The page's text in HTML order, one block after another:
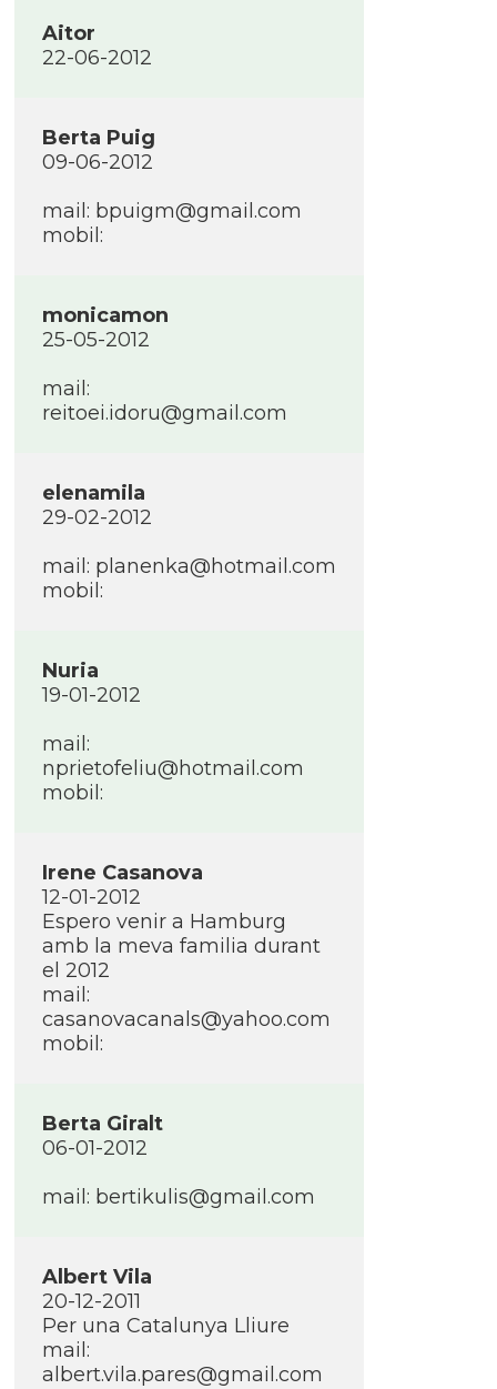
Aitor
22-06-2012
Berta Puig
09-06-2012
mail: bpuigm@gmail.com
mobil:
monicamon
25-05-2012
mail:
reitoei.idoru@gmail.com
elenamila
29-02-2012
mail: planenka@hotmail.com
mobil:
Nuria
19-01-2012
mail:
nprietofeliu@hotmail.com
mobil:
Irene Casanova
12-01-2012
Espero venir a Hamburg
amb la meva familia durant
el 2012
mail:
casanovacanals@yahoo.com
mobil:
Berta Giralt
06-01-2012
mail: bertikulis@gmail.com
Albert Vila
20-12-2011
Per una Catalunya Lliure
mail:
albert.vila.pares@gmail.com